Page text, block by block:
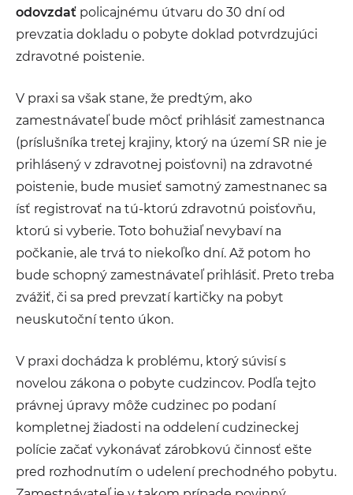
odovzdať policajnému útvaru do 30 dní od
prevzatia dokladu o pobyte doklad potvrdzujúci
zdravotné poistenie.
V praxi sa však stane, že predtým, ako
zamestnávateľ bude môcť prihlásiť zamestnanca
(príslušníka tretej krajiny, ktorý na území SR nie je
prihlásený v zdravotnej poisťovni) na zdravotné
poistenie, bude musieť samotný zamestnanec sa
ísť registrovať na tú-ktorú zdravotnú poisťovňu,
ktorú si vyberie. Toto bohužiaľ nevybaví na
počkanie, ale trvá to niekoľko dní. Až potom ho
bude schopný zamestnávateľ prihlásiť. Preto treba
zvážiť, či sa pred prevzatí kartičky na pobyt
neuskutoční tento úkon.
V praxi dochádza k problému, ktorý súvisí s
novelou zákona o pobyte cudzincov. Podľa tejto
právnej úpravy môže cudzinec po podaní
kompletnej žiadosti na oddelení cudzineckej
polície začať vykonávať zárobkovú činnosť ešte
pred rozhodnutím o udelení prechodného pobytu.